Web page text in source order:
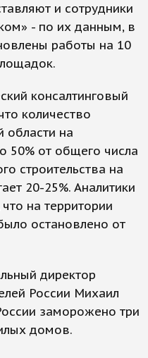
и сотрудники
- по их данным, в
работы на 10
консалтинговый
количество
области на
50% от общего числа
строительства на
20-25%. Аналитики
на территории
остановлено от
директор
России Михаил
заморожено три
домов.